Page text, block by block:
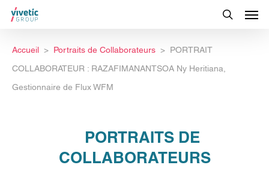
Accueil Portraits de Collaborateurs
PORTRAIT
COLLABORATEUR : RAZAFIMANANTSOA Ny Heritiana,
Gestionnaire de Flux WFM
PORTRAITS DE
COLLABORATEURS